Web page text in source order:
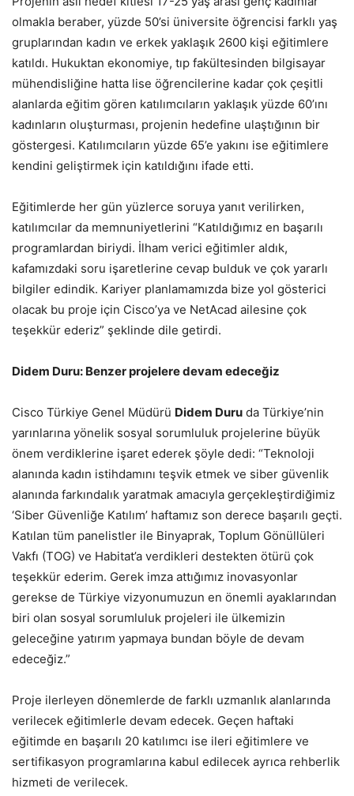
olmakla beraber, yüzde 50’si üniversite öğrencisi farklı yaş
gruplarından kadın ve erkek yaklaşık 2600 kişi eğitimlere
katıldı. Hukuktan ekonomiye, tıp fakültesinden bilgisayar
mühendisliğine hatta lise öğrencilerine kadar çok çeşitli
alanlarda eğitim gören katılımcıların yaklaşık yüzde 60’ını
kadınların oluşturması, projenin hedefine ulaştığının bir
göstergesi. Katılımcıların yüzde 65’e yakını ise eğitimlere
kendini geliştirmek için katıldığını ifade etti.
Eğitimlerde her gün yüzlerce soruya yanıt verilirken,
katılımcılar da memnuniyetlerini “Katıldığımız en başarılı
programlardan biriydi. İlham verici eğitimler aldık,
kafamızdaki soru işaretlerine cevap bulduk ve çok yararlı
bilgiler edindik. Kariyer planlamamızda bize yol gösterici
olacak bu proje için Cisco’ya ve NetAcad ailesine çok
teşekkür ederiz” şeklinde dile getirdi.
Didem Duru: Benzer projelere devam edeceğiz
Cisco Türkiye Genel Müdürü Didem Duru da Türkiye’nin
yarınlarına yönelik sosyal sorumluluk projelerine büyük
önem verdiklerine işaret ederek şöyle dedi: “Teknoloji
alanında kadın istihdamını teşvik etmek ve siber güvenlik
alanında farkındalık yaratmak amacıyla gerçekleştirdiğimiz
‘Siber Güvenliğe Katılım’ haftamız son derece başarılı geçti.
Katılan tüm panelistler ile Binyaprak, Toplum Gönüllüleri
Vakfı (TOG) ve Habitat’a verdikleri destekten ötürü çok
teşekkür ederim. Gerek imza attığımız inovasyonlar
gerekse de Türkiye vizyonumuzun en önemli ayaklarından
biri olan sosyal sorumluluk projeleri ile ülkemizin
geleceğine yatırım yapmaya bundan böyle de devam
edeceğiz.”
Proje ilerleyen dönemlerde de farklı uzmanlık alanlarında
verilecek eğitimlerle devam edecek. Geçen haftaki
eğitimde en başarılı 20 katılımcı ise ileri eğitimlere ve
sertifikasyon programlarına kabul edilecek ayrıca rehberlik
hizmeti de verilecek.